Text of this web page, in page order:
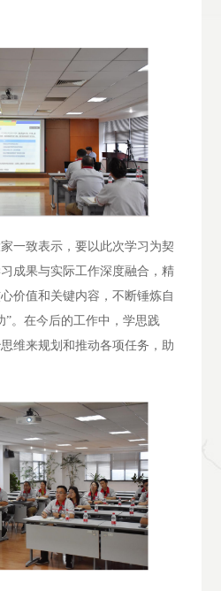
一致表示，要以此次学习为契
成果与实际工作深度融合，精
价值和关键内容，不断锤炼自
”。在今后的工作中，学思践
维来规划和推动各项任务，助